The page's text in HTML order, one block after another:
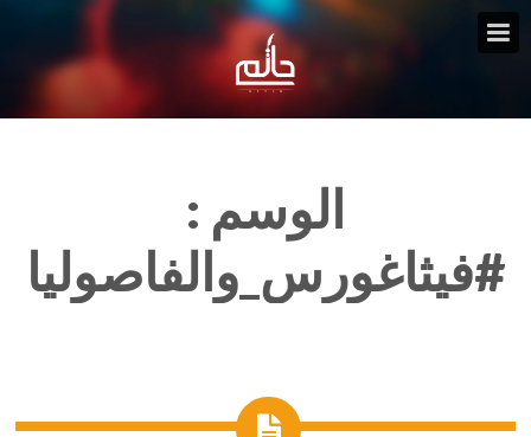
الوسم :
#فيثاغورس_والفاصوليا